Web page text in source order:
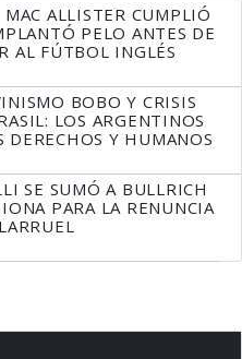
MAC ALLISTER CUMPLIÓ
PELO ANTES DE
AL FÚTBOL INGLÉS
BOBO Y CRISIS
LOS ARGENTINOS
DERECHOS Y HUMANOS
SE SUMÓ A BULLRICH
PARA LA RENUNCIA